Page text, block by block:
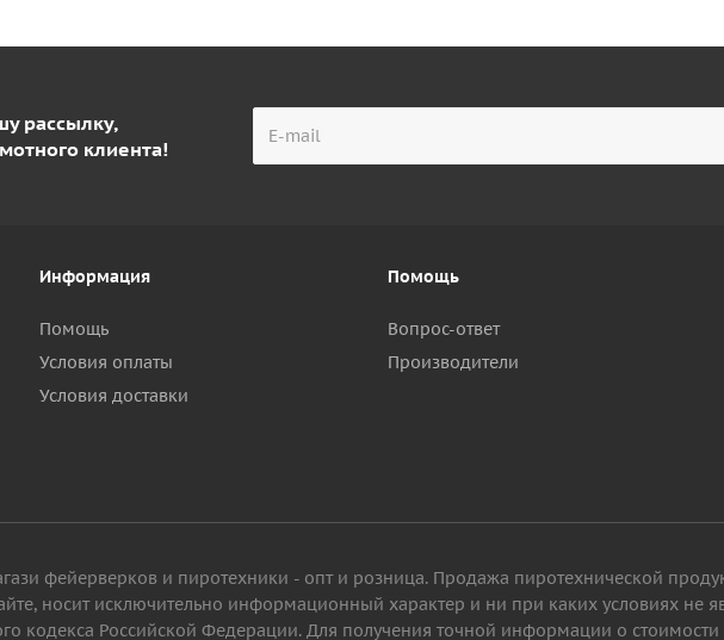
рассылку,
клиента!
Информация
Помощь
Условия оплаты
Условия доставки
Помощь
Вопрос-ответ
Производители
фейерверков и пиротехники - опт и розница. Продажа пиротехнической
носит исключительно информационный характер и ни при каких условиях не
кодекса Российской Федерации. Для получения точной информации о стоимости